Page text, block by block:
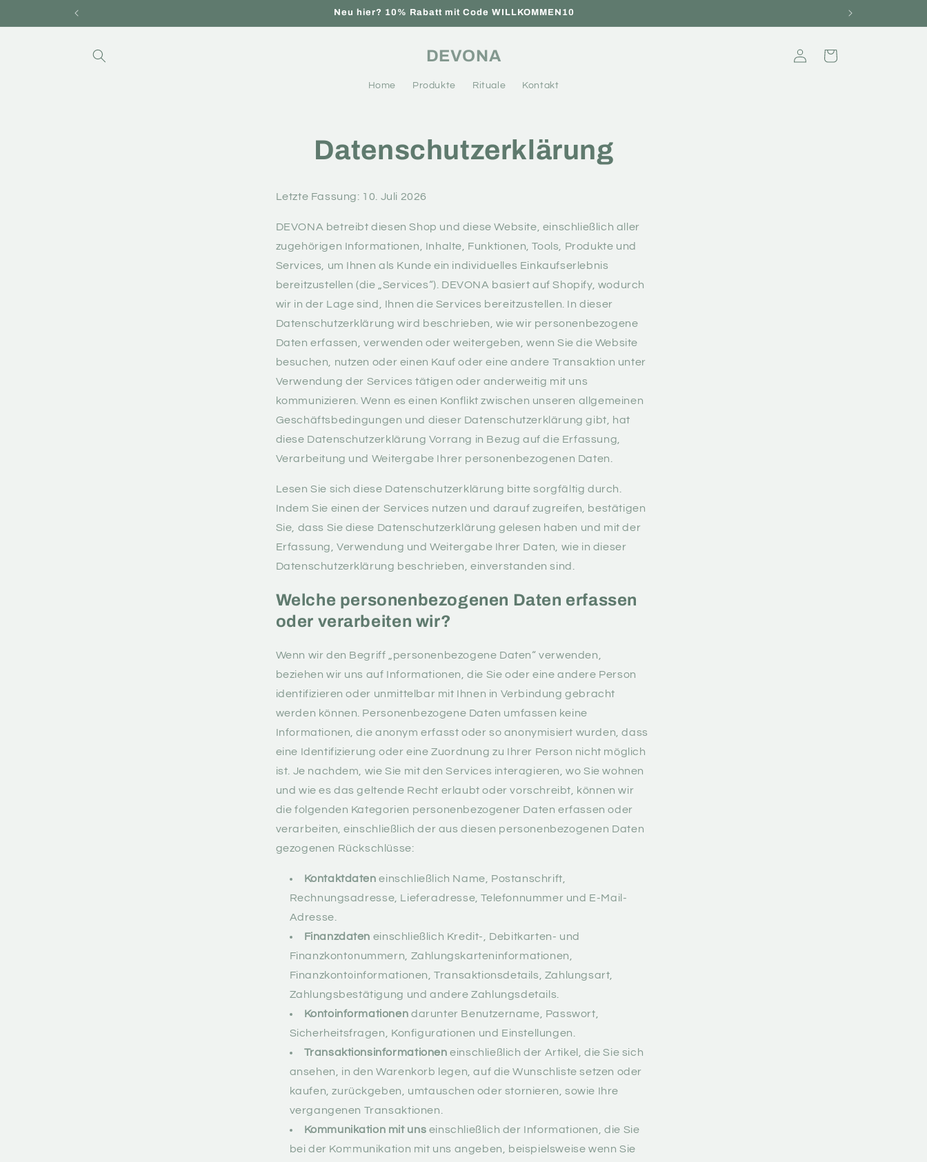
Inhalt
Neu hier? 10% Rabatt mit Code WILLKOMMEN10
DEVONA
Home Produkte Rituale Kontakt
EinloggenWarenkorb
Datenschutzerklärung
Letzte Fassung: 10. Juli 2026
DEVONA betreibt diesen Shop und diese Website, einschließlich aller
zugehörigen Informationen, Inhalte, Funktionen, Tools, Produkte und
Services, um Ihnen als Kunde ein individuelles Einkaufserlebnis
bereitzustellen (die „Services“). DEVONA basiert auf Shopify, wodurch
wir in der Lage sind, Ihnen die Services bereitzustellen. In dieser
Datenschutzerklärung wird beschrieben, wie wir personenbezogene
Daten erfassen, verwenden oder weitergeben, wenn Sie die Website
besuchen, nutzen oder einen Kauf oder eine andere Transaktion unter
Verwendung der Services tätigen oder anderweitig mit uns
kommunizieren. Wenn es einen Konflikt zwischen unseren allgemeinen
Geschäftsbedingungen und dieser Datenschutzerklärung gibt, hat
diese Datenschutzerklärung Vorrang in Bezug auf die Erfassung,
Verarbeitung und Weitergabe Ihrer personenbezogenen Daten.
Lesen Sie sich diese Datenschutzerklärung bitte sorgfältig durch.
Indem Sie einen der Services nutzen und darauf zugreifen, bestätigen
Sie, dass Sie diese Datenschutzerklärung gelesen haben und mit der
Erfassung, Verwendung und Weitergabe Ihrer Daten, wie in dieser
Datenschutzerklärung beschrieben, einverstanden sind.
Welche personenbezogenen Daten erfassen
oder verarbeiten wir?
Wenn wir den Begriff „personenbezogene Daten“ verwenden,
beziehen wir uns auf Informationen, die Sie oder eine andere Person
identifizieren oder unmittelbar mit Ihnen in Verbindung gebracht
werden können. Personenbezogene Daten umfassen keine
Informationen, die anonym erfasst oder so anonymisiert wurden, dass
eine Identifizierung oder eine Zuordnung zu Ihrer Person nicht möglich
ist. Je nachdem, wie Sie mit den Services interagieren, wo Sie wohnen
und wie es das geltende Recht erlaubt oder vorschreibt, können wir
die folgenden Kategorien personenbezogener Daten erfassen oder
verarbeiten, einschließlich der aus diesen personenbezogenen Daten
gezogenen Rückschlüsse:
Kontaktdaten einschließlich Name, Postanschrift,
Rechnungsadresse, Lieferadresse, Telefonnummer und E-Mail-
Adresse.
Finanzdaten einschließlich Kredit-, Debitkarten- und
Finanzkontonummern, Zahlungskarteninformationen,
Finanzkontoinformationen, Transaktionsdetails, Zahlungsart,
Zahlungsbestätigung und andere Zahlungsdetails.
Kontoinformationen darunter Benutzername, Passwort,
Sicherheitsfragen, Konfigurationen und Einstellungen.
Transaktionsinformationen einschließlich der Artikel, die Sie sich
ansehen, in den Warenkorb legen, auf die Wunschliste setzen oder
kaufen, zurückgeben, umtauschen oder stornieren, sowie Ihre
vergangenen Transaktionen.
Kommunikation mit uns einschließlich der Informationen, die Sie
bei der Kommunikation mit uns angeben, beispielsweise wenn Sie